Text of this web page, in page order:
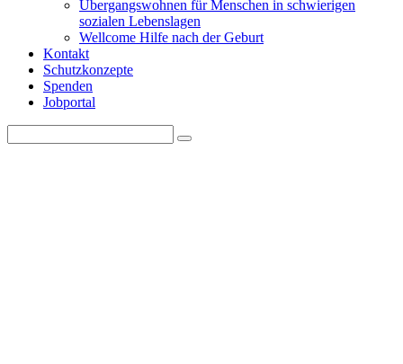
Übergangswohnen für Menschen in schwierigen
sozialen Lebenslagen
Wellcome Hilfe nach der Geburt
Kontakt
Schutzkonzepte
Spenden
Jobportal
for:
Search